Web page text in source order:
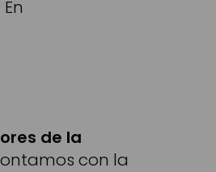
de la
con la